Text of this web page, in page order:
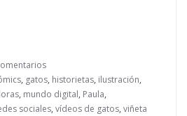
, gatos, historietas, ilustración,
, mundo digital, Paula,
sociales, vídeos de gatos, viñeta